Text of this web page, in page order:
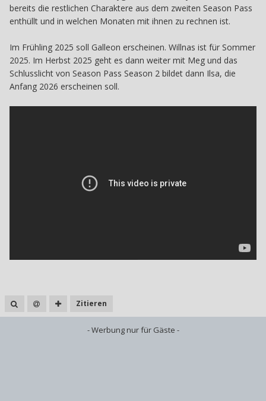
bereits die restlichen Charaktere aus dem zweiten Season Pass
enthüllt und in welchen Monaten mit ihnen zu rechnen ist.
Im Frühling 2025 soll Galleon erscheinen. Willnas ist für Sommer
2025. Im Herbst 2025 geht es dann weiter mit Meg und das
Schlusslicht von Season Pass Season 2 bildet dann Ilsa, die
Anfang 2026 erscheinen soll.
Zitieren
- Werbung nur für Gäste -